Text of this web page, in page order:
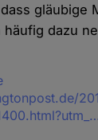
gläubige
dazu